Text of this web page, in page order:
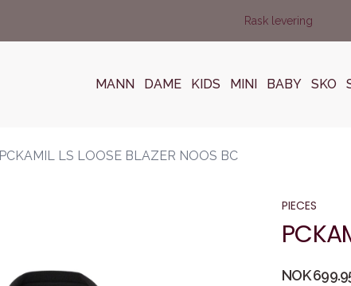
Rask levering
MANN DAME KIDS MINI BABY SKO
PCKAMIL LS LOOSE BLAZER NOOS BC
PIECES
NOK